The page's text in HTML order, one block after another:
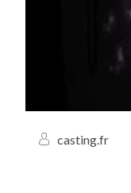
casting.fr